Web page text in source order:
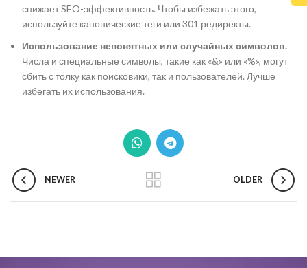
снижает SEO-эффективность. Чтобы избежать этого,
используйте канонические теги или 301 редиректы.
Использование непонятных или случайных символов.
Числа и специальные символы, такие как «&» или «%», могут
сбить с толку как поисковики, так и пользователей. Лучше
избегать их использования.
NEWER OLDER